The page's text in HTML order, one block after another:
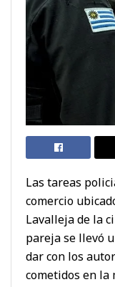
Las tareas
comercio
Lavalleja de la
pareja se llevó
dar con los
cometidos en la